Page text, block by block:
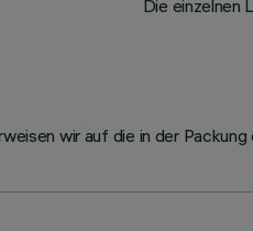
Die einzelnen
wir auf die in der